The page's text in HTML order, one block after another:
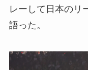
レーして日本のリ
語った。